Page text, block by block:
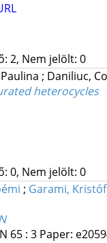
2, Nem jelölt: 0
; Daniliuc,
heterocycles
0, Nem jelölt: 0
; Garami, Kristóf
65: 3 Paper: